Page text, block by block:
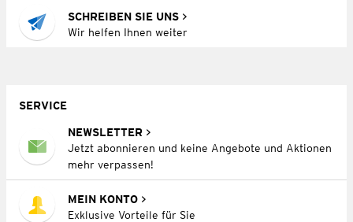
SCHREIBEN SIE UNS
Wir helfen Ihnen weiter
SERVICE
NEWSLETTER
Jetzt abonnieren und keine Angebote und Aktionen
mehr verpassen!
MEIN KONTO
Exklusive Vorteile für Sie